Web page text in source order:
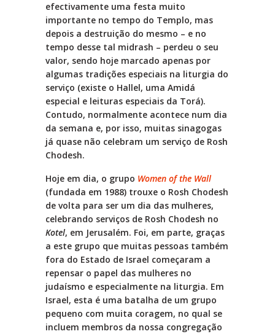
efectivamente uma festa muito
importante no tempo do Templo, mas
depois a destruição do mesmo – e no
tempo desse tal midrash – perdeu o seu
valor, sendo hoje marcado apenas por
algumas tradições especiais na liturgia do
serviço (existe o Hallel, uma Amidá
especial e leituras especiais da Torá).
Contudo, normalmente acontece num dia
da semana e, por isso, muitas sinagogas
já quase não celebram um serviço de Rosh
Chodesh.
Hoje em dia, o grupo Women of the Wall
(fundada em 1988) trouxe o Rosh Chodesh
de volta para ser um dia das mulheres,
celebrando serviços de Rosh Chodesh no
Kotel, em Jerusalém. Foi, em parte, graças
a este grupo que muitas pessoas também
fora do Estado de Israel começaram a
repensar o papel das mulheres no
judaísmo e especialmente na liturgia. Em
Israel, esta é uma batalha de um grupo
pequeno com muita coragem, no qual se
incluem membros da nossa congregação